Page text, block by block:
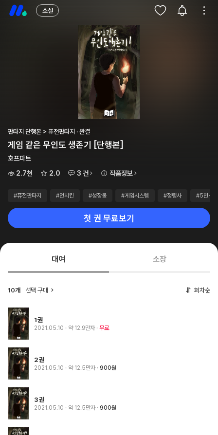
소설
판타지 단행본 > 퓨전판타지 · 완결
게임 같은 무인도 생존기 [단행본]
호프파트
2.7천
2.0 3 건 작품정보
#퓨전판타지 #먼치킨 #성장물 #게임시스템 #정령사 #5천~1
첫 권 무료보기
대여 소장
10개 선택 구매 회차순
1권
2021.05.10 · 약 12.9만자 무료
2권
2021.05.10 · 약 12.5만자 900원
3권
2021.05.10 · 약 12.5만자 900원